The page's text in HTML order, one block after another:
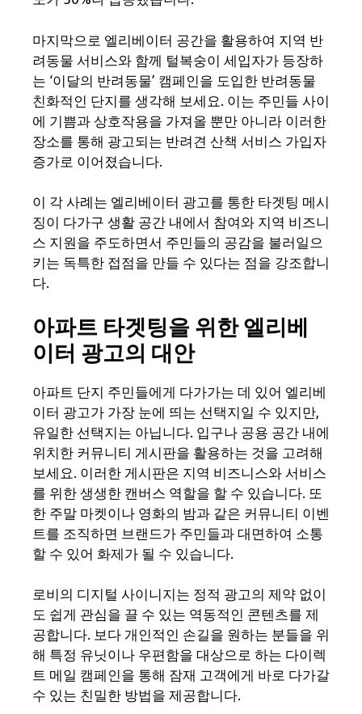
마지막으로 엘리베이터 공간을 활용하여 지역 반
려동물 서비스와 함께 털복숭이 세입자가 등장하
는 ‘이달의 반려동물’ 캠페인을 도입한 반려동물
친화적인 단지를 생각해 보세요. 이는 주민들 사이
에 기쁨과 상호작용을 가져올 뿐만 아니라 이러한
장소를 통해 광고되는 반려견 산책 서비스 가입자
증가로 이어졌습니다.
이 각 사례는 엘리베이터 광고를 통한 타겟팅 메시
징이 다가구 생활 공간 내에서 참여와 지역 비즈니
스 지원을 주도하면서 주민들의 공감을 불러일으
키는 독특한 접점을 만들 수 있다는 점을 강조합니
다.
아파트 타겟팅을 위한 엘리베
이터 광고의 대안
아파트 단지 주민들에게 다가가는 데 있어 엘리베
이터 광고가 가장 눈에 띄는 선택지일 수 있지만,
유일한 선택지는 아닙니다. 입구나 공용 공간 내에
위치한 커뮤니티 게시판을 활용하는 것을 고려해
보세요. 이러한 게시판은 지역 비즈니스와 서비스
를 위한 생생한 캔버스 역할을 할 수 있습니다. 또
한 주말 마켓이나 영화의 밤과 같은 커뮤니티 이벤
트를 조직하면 브랜드가 주민들과 대면하여 소통
할 수 있어 화제가 될 수 있습니다.
로비의 디지털 사이니지는 정적 광고의 제약 없이
도 쉽게 관심을 끌 수 있는 역동적인 콘텐츠를 제
공합니다. 보다 개인적인 손길을 원하는 분들을 위
해 특정 유닛이나 우편함을 대상으로 하는 다이렉
트 메일 캠페인을 통해 잠재 고객에게 바로 다가갈
수 있는 친밀한 방법을 제공합니다.